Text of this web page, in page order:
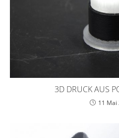
3D DRUCK AUS
11 Mai